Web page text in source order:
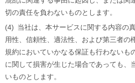
切の責任を負わないものとします。
(4) 当社は、本サービスに関する内容の
用性、信頼性、適法性、および第三者の
規約においていかなる保証も行わないも
に関して損害が生じた場合であっても、
いものとします。